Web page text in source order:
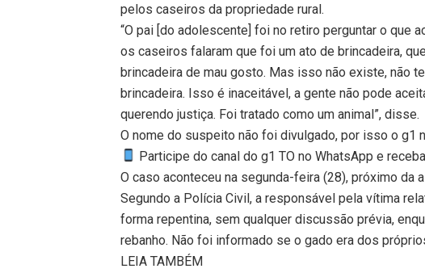
pelos caseiros da propriedade rural.
“O pai [do adolescente] foi no retiro perguntar o que
os caseiros falaram que foi um ato de brincadeira,
brincadeira de mau gosto. Mas isso não existe, não
brincadeira. Isso é inaceitável, a gente não pode
querendo justiça. Foi tratado como um animal”, disse.
O nome do suspeito não foi divulgado, por isso o g1
Participe do canal do g1 TO no WhatsApp e
O caso aconteceu na segunda-feira (28), próximo da
Segundo a Polícia Civil, a responsável pela vítima
forma repentina, sem qualquer discussão prévia,
rebanho. Não foi informado se o gado era dos
LEIA TAMBÉM